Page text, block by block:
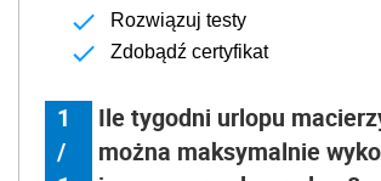
Rozwiązuj testy
Zdobądź certyfikat
1
/
Ile tygodni urlopu
można maksymalnie